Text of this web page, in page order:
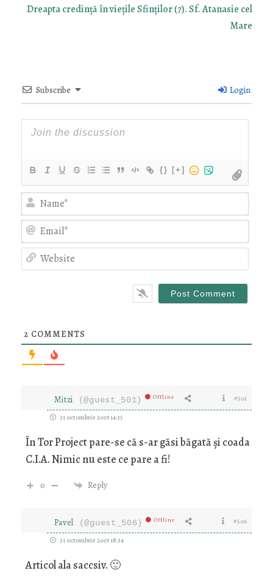
Dreapta credință în viețile Sfinților (7). Sf. Atanasie cel
Mare
Subscribe Login
{} [+]
2 COMMENTS
Mitzi (@guest_501) Offline #501
31 octombrie 2019 14:35
În Tor Project pare-se că s-ar găsi băgată și coada
C.I.A. Nimic nu este ce pare a fi!
0 Reply
Pavel (@guest_506) Offline #506
31 octombrie 2019 18:34
Articol ala saccsiv. 🙂